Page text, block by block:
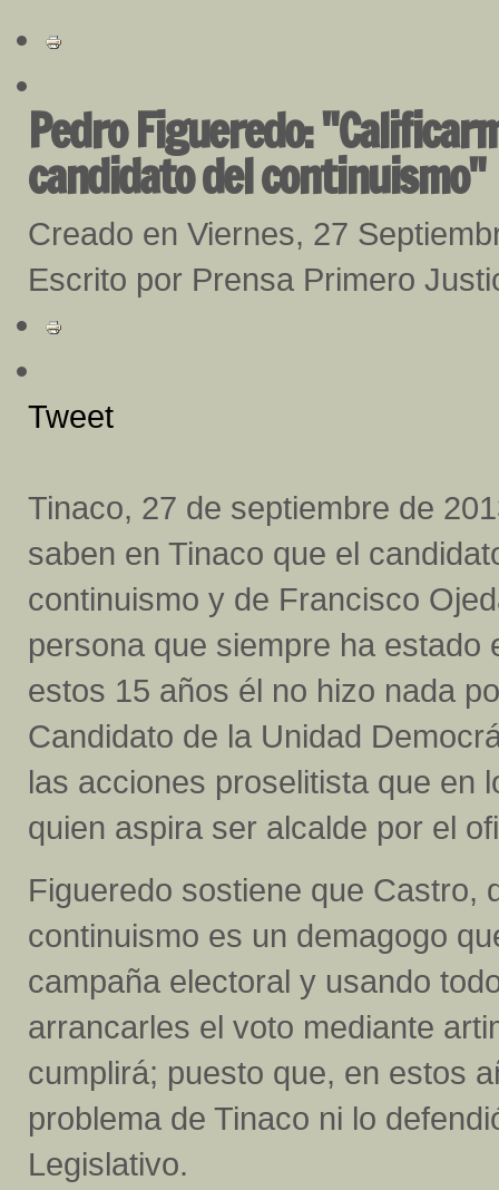
Pedro Figueredo:
candidato del continuismo"
Creado en Viernes, 27
Escrito por Prensa Primero
Tweet
Tinaco, 27 de septiembre de
saben en Tinaco que el
continuismo y de Francisco
persona que siempre ha estado
estos 15 años él no hizo nada
Candidato de la Unidad
las acciones proselitista que en
quien aspira ser alcalde por el
Figueredo sostiene que Castro,
continuismo es un demagogo
campaña electoral y usando
arrancarles el voto mediante
cumplirá; puesto que, en estos
problema de Tinaco ni lo
Legislativo.